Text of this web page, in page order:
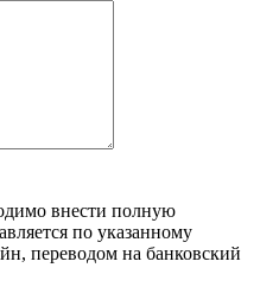
внести полную
по указанному
переводом на банковский